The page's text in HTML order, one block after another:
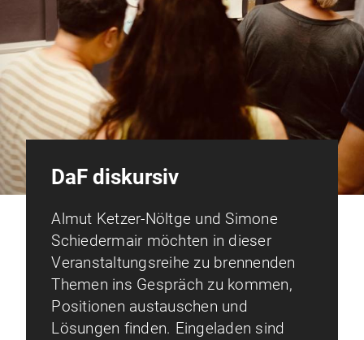
DaF diskursiv
Almut Ketzer-Nöltge und Simone
Schiedermair möchten in dieser
Veranstaltungsreihe zu brennenden
Themen ins Gespräch zu kommen,
Positionen austauschen und
Lösungen finden. Eingeladen sind